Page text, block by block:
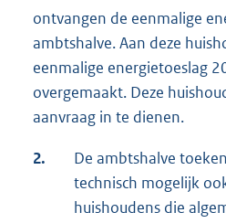
ontvangen de eenmalige
ambtshalve. Aan deze
eenmalige energietoeslag
overgemaakt. Deze
aanvraag in te dienen.
2.
De ambtshalve
technisch mogelijk
huishoudens die